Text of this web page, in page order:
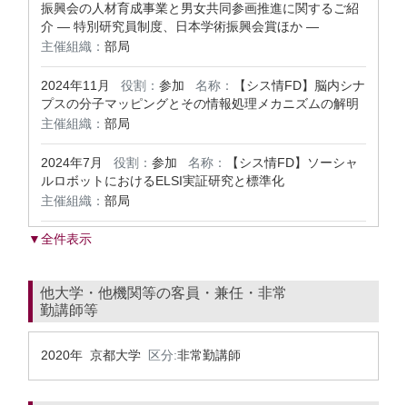
振興会の人材育成事業と男女共同参画推進に関するご紹
介 ― 特別研究員制度、日本学術振興会賞ほか ―
主催組織： 部局
2024年11月 役割： 参加 名称：
【シス情FD】脳内シナ
プスの分子マッピングとその情報処理メカニズムの解明
主催組織： 部局
2024年7月 役割： 参加 名称：
【シス情FD】ソーシャ
ルロボットにおけるELSI実証研究と標準化
主催組織： 部局
▼全件表示
他大学・他機関等の客員・兼任・非常
勤講師等
2020年 京都大学 区分:非常勤講師